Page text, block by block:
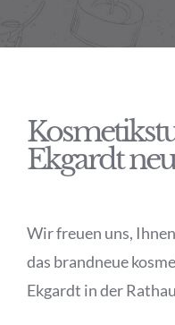
Ekgardt
Wir freuen uns,
das brandneue
Ekgardt in der